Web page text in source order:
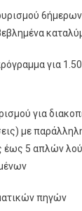
για
για
με
έως 5 απλών
πηγών